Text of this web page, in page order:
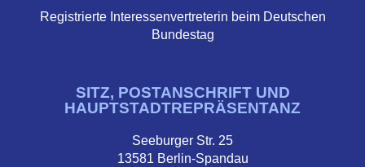
Registrierte Interessenvertreterin beim Deutschen
Bundestag
SITZ, POSTANSCHRIFT UND
HAUPTSTADTREPRÄSENTANZ
Seeburger Str. 25
13581 Berlin-Spandau